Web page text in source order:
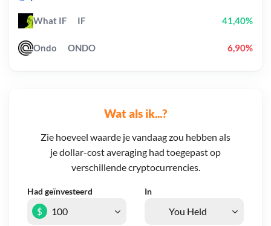
Wat als ik...?
Zie hoeveel waarde je vandaag zou hebben als
je dollar-cost averaging had toegepast op
verschillende cryptocurrencies.
Had geïnvesteerd In
$
What IF IF 41,40%
Ondo ONDO 6,90%